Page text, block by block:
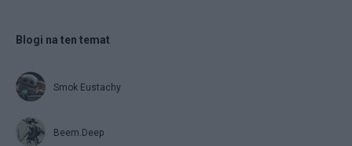
Blogi na ten temat
Smok Eustachy
Beem.Deep